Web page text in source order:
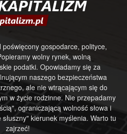
gospodarce, polityce,
wolny rynek, wolną
podatki. Opowiadamy się za
naszego bezpieczeństwa
ale nie wtrącającym się do
w życie rodzinne. Nie przepadamy
ograniczającą wolność słowa i
kierunek myślenia. Warto tu
zajrzeć!